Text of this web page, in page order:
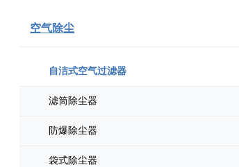
空气除尘
自洁式空气过滤器
滤筒除尘器
防爆除尘器
袋式除尘器